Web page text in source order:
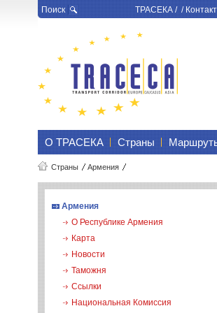
Поиск ТРАСЕКА/ /Контакт
О ТРАСЕКА Страны
Страны Армения
Армения
О Республике Армения
Карта
Новости
Таможня
Ссылки
Национальная Комиссия